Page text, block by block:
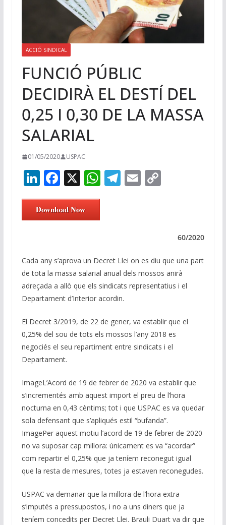
ACCIÓ SINDICAL
FUNCIÓ PÚBLIC
DECIDIRÀ EL DESTÍ DEL
0,25 I 0,30 DE LA MASSA
SALARIAL
01/05/2020 USPAC
Li
n
k
e
n
F
ac
e
b
o
k
X W
p
p
T
m
E C
n
k
Download Now
60/2020
Cada any s’aprova un Decret Llei on es diu que una part
de tota la massa salarial anual dels mossos anirà
adreçada a allò que els sindicats representatius i el
Departament d’Interior acordin.
El Decret 3/2019, de 22 de gener, va establir que el
0,25% del sou de tots els mossos l’any 2018 es
negociés el seu repartiment entre sindicats i el
Departament.
ImageL’Acord de 19 de febrer de 2020 va establir que
s’incrementés amb aquest import el preu de l’hora
nocturna en 0,43 cèntims; tot i que USPAC es va quedar
sola defensant que s’apliqués estil “bufanda”.
ImagePer aquest motiu l’acord de 19 de febrer de 2020
no va suposar cap millora: únicament es va “acordar”
com repartir el 0,25% que ja teníem reconegut igual
que la resta de mesures, totes ja estaven reconegudes.
USPAC va demanar que la millora de l’hora extra
s’imputés a pressupostos, i no a uns diners que ja
teníem concedits per Decret Llei. Brauli Duart va dir que